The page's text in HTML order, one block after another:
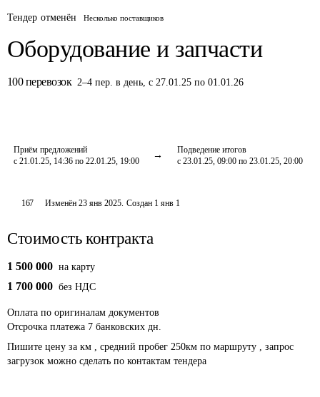
Тендер отменён Несколько поставщиков
Оборудование и запчасти
100 перевозок 2–4 пер. в день,с 27.01.25 по 01.01.26
Приём предложений
с 21.01.25, 14:36 по 22.01.25, 19:00
Подведение итогов
с 23.01.25, 09:00 по 23.01.25, 20:00
167 Изменён23 янв 2025. Создан 1 янв 1
Стоимость контракта
1 500 000 на карту
1 700 000 без НДС
Оплата по оригиналам документов
Отсрочка платежа 7 банковских дн.
Пишите цену за км , средний пробег 250км по маршруту , запрос
загрузок можно сделать по контактам тендера